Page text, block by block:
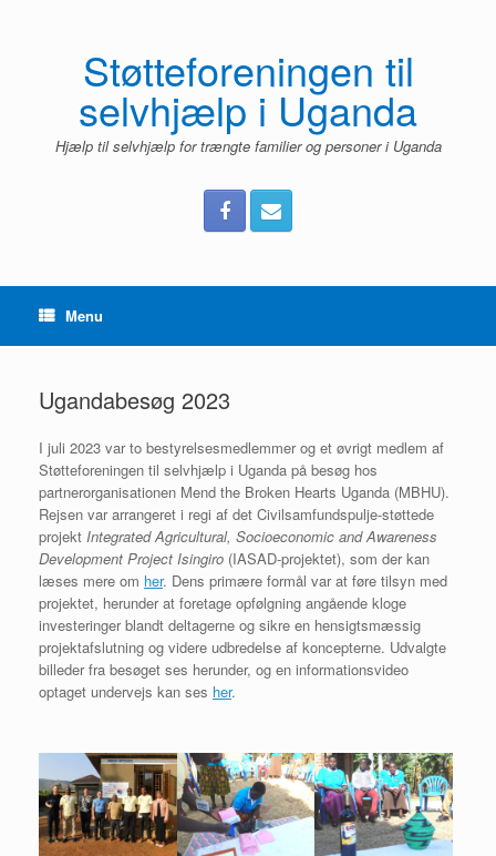
Støtteforeningen til
selvhjælp i Uganda
Hjælp til selvhjælp for trængte familier og personer i Uganda
Menu
Ugandabesøg 2023
I juli 2023 var to bestyrelsesmedlemmer og et øvrigt medlem af
Støtteforeningen til selvhjælp i Uganda på besøg hos
partnerorganisationen Mend the Broken Hearts Uganda (MBHU).
Rejsen var arrangeret i regi af det Civilsamfundspulje-støttede
projekt Integrated Agricultural, Socioeconomic and Awareness
Development Project Isingiro (IASAD-projektet), som der kan
læses mere om her. Dens primære formål var at føre tilsyn med
projektet, herunder at foretage opfølgning angående kloge
investeringer blandt deltagerne og sikre en hensigtsmæssig
projektafslutning og videre udbredelse af koncepterne. Udvalgte
billeder fra besøget ses herunder, og en informationsvideo
optaget undervejs kan ses her.